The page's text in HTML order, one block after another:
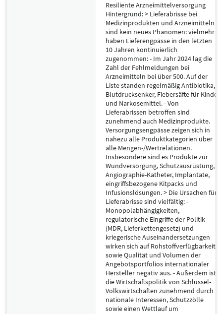
Resiliente Arzneimittelversorgung
Hintergrund: > Lieferabrisse bei
Medizinprodukten und Arzneimitteln
sind kein neues Phänomen: vielmehr
haben Lieferengpässe in den letzten
10 Jahren kontinuierlich
zugenommen: - Im Jahr 2024 lag die
Zahl der Fehlmeldungen bei
Arzneimitteln bei über 500. Auf der
Liste standen regelmäßig Antibiotika,
Blutdrucksenker, Fiebersäfte für Kinder
und Narkosemittel. - Von
Lieferabrissen betroffen sind
zunehmend auch Medizinprodukte.
Versorgungsengpässe zeigen sich in
nahezu alle Produktkategorien über
alle Mengen-/Wertrelationen.
Insbesondere sind es Produkte zur
Wundversorgung, Schutzausrüstung,
Angiographie-Katheter, Implantate,
eingriffsbezogene Kitpacks und
Infusionslösungen. > Die Ursachen für
Lieferabrisse sind vielfältig: -
Monopolabhängigkeiten,
regulatorische Eingriffe der Politik
(MDR, Lieferkettengesetz) und
kriegerische Auseinandersetzungen
wirken sich auf Rohstoffverfügbarkeit
sowie Qualität und Volumen der
Angebotsportfolios internationaler
Hersteller negativ aus. - Außerdem ist
die Wirtschaftspolitik von Schlüssel-
Volkswirtschaften zunehmend durch
nationale Interessen, Schutzzölle
sowie einen Wettlauf um